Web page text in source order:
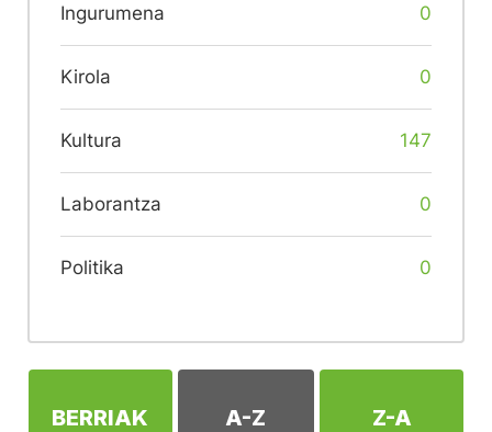
Ingurumena 0
Kirola 0
Kultura 147
Laborantza 0
Politika 0
BERRIAK A-Z Z-A